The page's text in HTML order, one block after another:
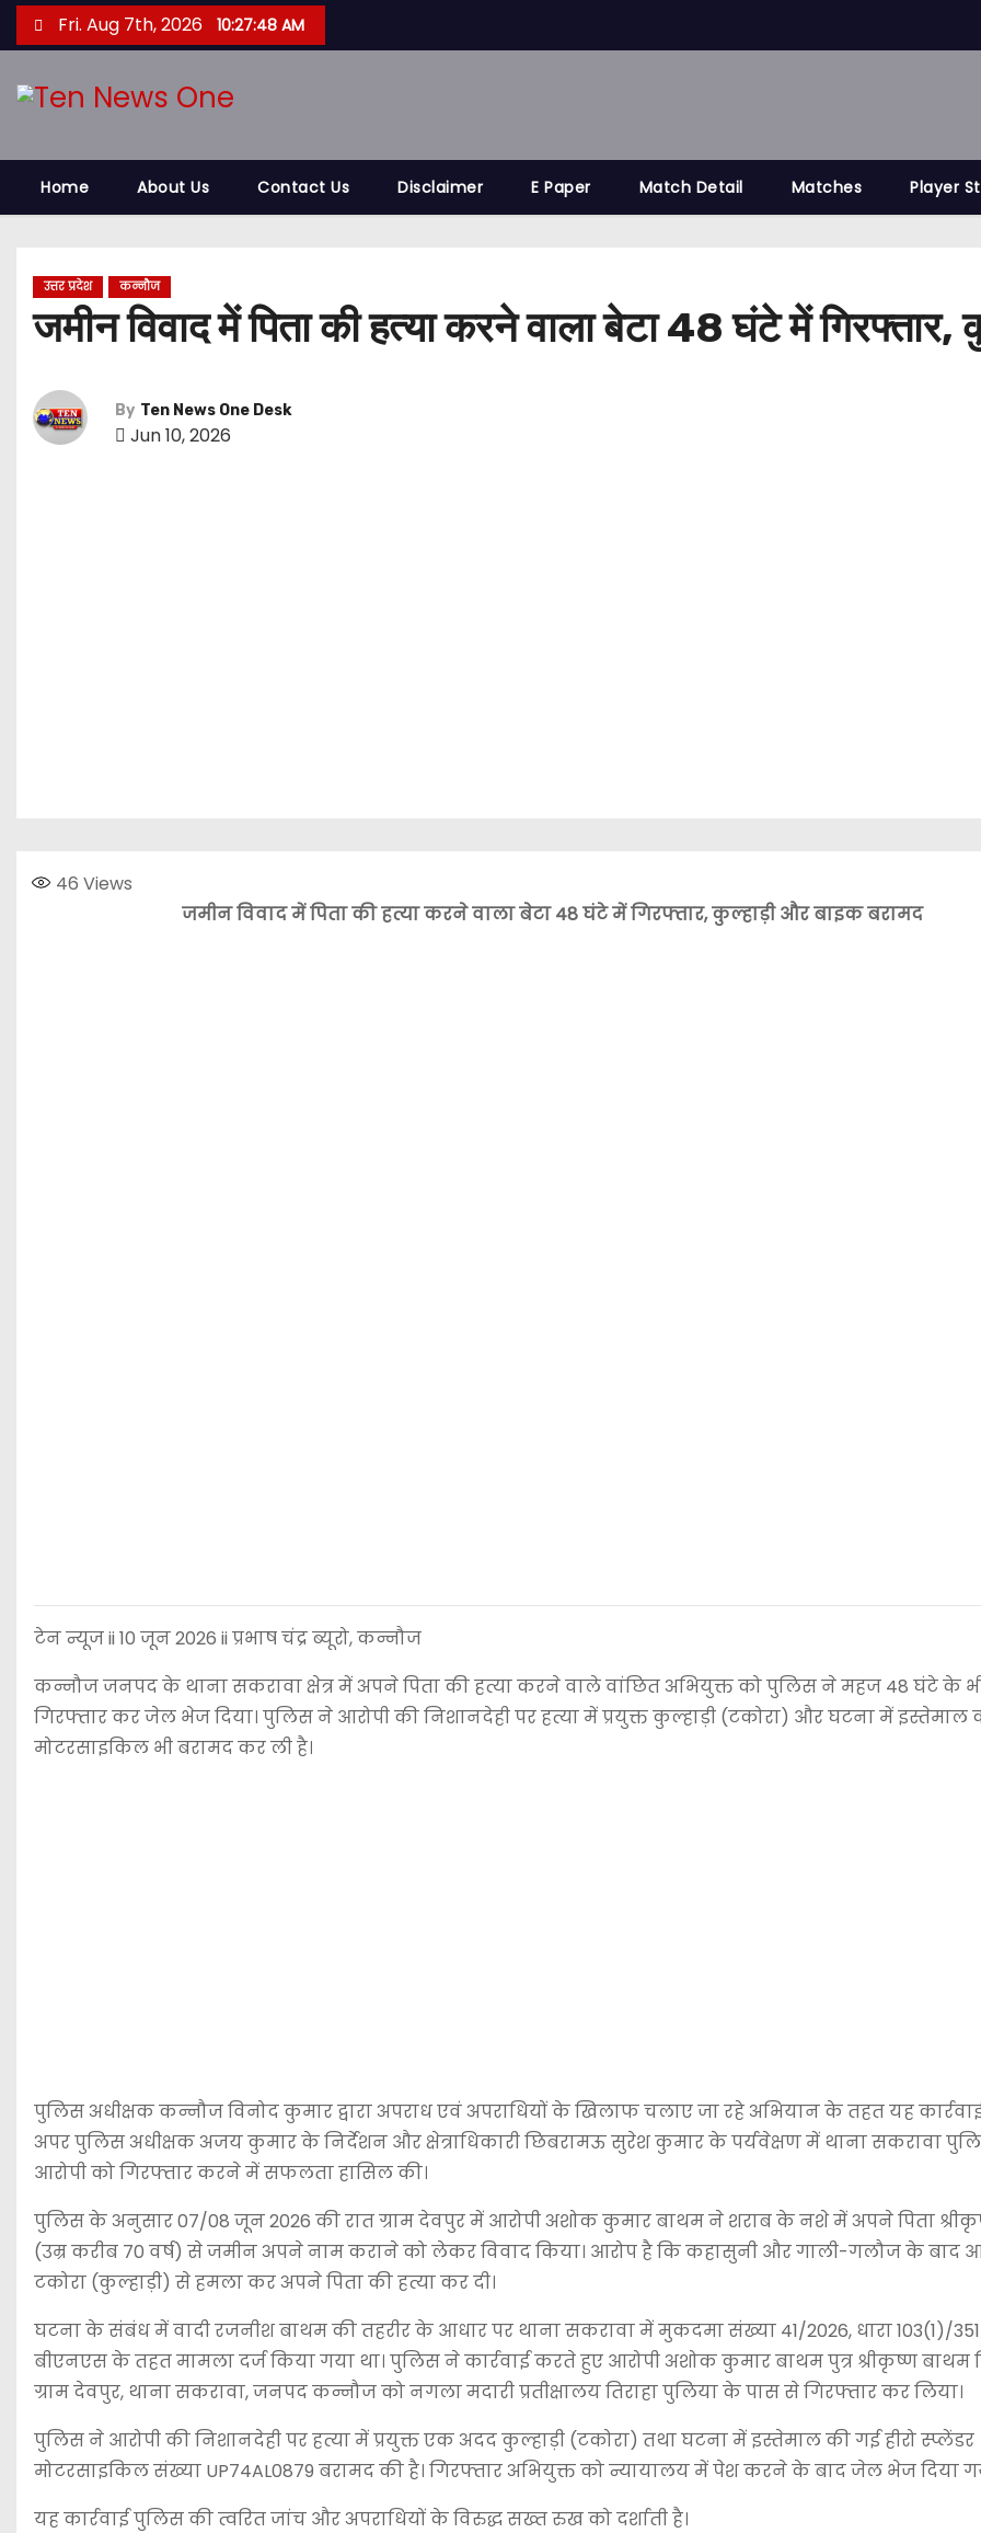
k
o
Fri. Aug 7th, 2026 10:27:49 AM
Home About Us Contact Us Disclaimer E Paper Match Detail Matches Player
उत्तर प्रदेश कन्नौज
जमीन विवाद में पिता की हत्या करने वाला बेटा 48 घंटे में गिरफ्तार,
By Ten News One Desk
Jun 10, 2026
46 Views
जमीन विवाद में पिता की हत्या करने वाला बेटा 48 घंटे में गिरफ्तार, कुल्हाड़ी और बाइक बरामद
टेन न्यूज ii 10 जून 2026 ii प्रभाष चंद्र ब्यूरो, कन्नौज
कन्नौज जनपद के थाना सकरावा क्षेत्र में अपने पिता की हत्या करने वाले वांछित अभियुक्त को पुलिस ने महज 48 घंटे के
गिरफ्तार कर जेल भेज दिया। पुलिस ने आरोपी की निशानदेही पर हत्या में प्रयुक्त कुल्हाड़ी (टकोरा) और घटना में इस्तेमाल
मोटरसाइकिल भी बरामद कर ली है।
पुलिस अधीक्षक कन्नौज विनोद कुमार द्वारा अपराध एवं अपराधियों के खिलाफ चलाए जा रहे अभियान के तहत यह
अपर पुलिस अधीक्षक अजय कुमार के निर्देशन और क्षेत्राधिकारी छिबरामऊ सुरेश कुमार के पर्यवेक्षण में थाना सकरावा
आरोपी को गिरफ्तार करने में सफलता हासिल की।
पुलिस के अनुसार 07/08 जून 2026 की रात ग्राम देवपुर में आरोपी अशोक कुमार बाथम ने शराब के नशे में अपने पिता
(उम्र करीब 70 वर्ष) से जमीन अपने नाम कराने को लेकर विवाद किया। आरोप है कि कहासुनी और गाली-गलौज के बाद
टकोरा (कुल्हाड़ी) से हमला कर अपने पिता की हत्या कर दी।
घटना के संबंध में वादी रजनीश बाथम की तहरीर के आधार पर थाना सकरावा में मुकदमा संख्या 41/2026, धारा 103(1)/
बीएनएस के तहत मामला दर्ज किया गया था। पुलिस ने कार्रवाई करते हुए आरोपी अशोक कुमार बाथम पुत्र श्रीकृष्ण बाथम
ग्राम देवपुर, थाना सकरावा, जनपद कन्नौज को नगला मदारी प्रतीक्षालय तिराहा पुलिया के पास से गिरफ्तार कर लिया।
पुलिस ने आरोपी की निशानदेही पर हत्या में प्रयुक्त एक अदद कुल्हाड़ी (टकोरा) तथा घटना में इस्तेमाल की गई हीरो स्प्लेंडर
मोटरसाइकिल संख्या UP74AL0879 बरामद की है। गिरफ्तार अभियुक्त को न्यायालय में पेश करने के बाद जेल भेज दिया
यह कार्रवाई पुलिस की त्वरित जांच और अपराधियों के विरुद्ध सख्त रुख को दर्शाती है।